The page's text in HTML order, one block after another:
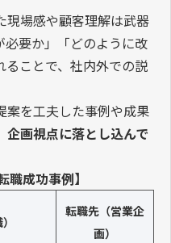
現場感や顧客理解は武器
必要か」「どのように改
ことで、社内外での説
案を工夫した事例や成果
企画視点に落とし込んで
職成功事例】
転職先（営業企
画）